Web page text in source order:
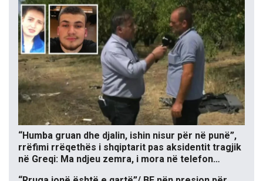
“Humba gruan dhe djalin, ishin nisur për në punë”,
rrëfimi rrëqethës i shqiptarit pas aksidentit tragjik
në Greqi: Ma ndjeu zemra, i mora në telefon…